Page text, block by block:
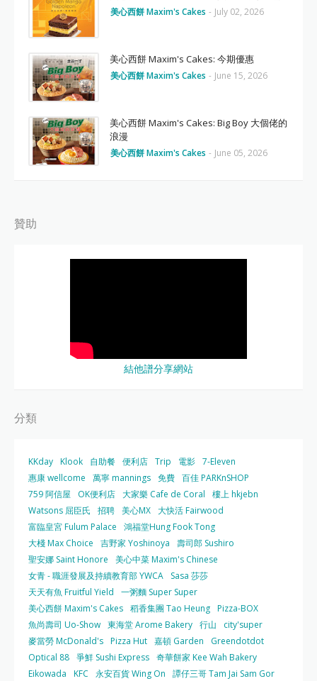
美心西餅 Maxim's Cakes - July 02, 2026
美心西餅 Maxim's Cakes: 今期優惠
美心西餅 Maxim's Cakes - June 15, 2026
美心西餅 Maxim's Cakes: Big Boy 大個佬的
浪漫
美心西餅 Maxim's Cakes - June 05, 2026
贊助
結他譜分享網站
分類
KKday Klook 自助餐 便利店 Trip 電影 7-Eleven
惠康 wellcome
萬寧 mannings 免費 百佳 PARKnSHOP
759 阿信屋
OK便利店 大家樂 Cafe de Coral
樓上 hkjebn
Watsons 屈臣氏
招聘 美心MX 大快活 Fairwood
富臨皇宮 Fulum Palace
鴻福堂Hung Fook Tong
大棧 Max Choice
吉野家 Yoshinoya
壽司郎 Sushiro
聖安娜 Saint Honore
美心中菜 Maxim's Chinese
女青 - 職涯發展及持續教育部 YWCA
Sasa 莎莎
天天有魚 Fruitful Yield
一粥麵 Super Super
美心西餅 Maxim's Cakes 稻香集團 Tao Heung Pizza-BOX
魚尚壽司 Uo-Show 東海堂 Arome Bakery 行山
city'super
麥當勞 McDonald's Pizza Hut 嘉頓 Garden
Greendotdot
Optical 88 爭鮮 Sushi Express 奇華餅家 Kee Wah Bakery
Eikowada
KFC 永安百貨 Wing On
譚仔三哥 Tam Jai Sam Gor